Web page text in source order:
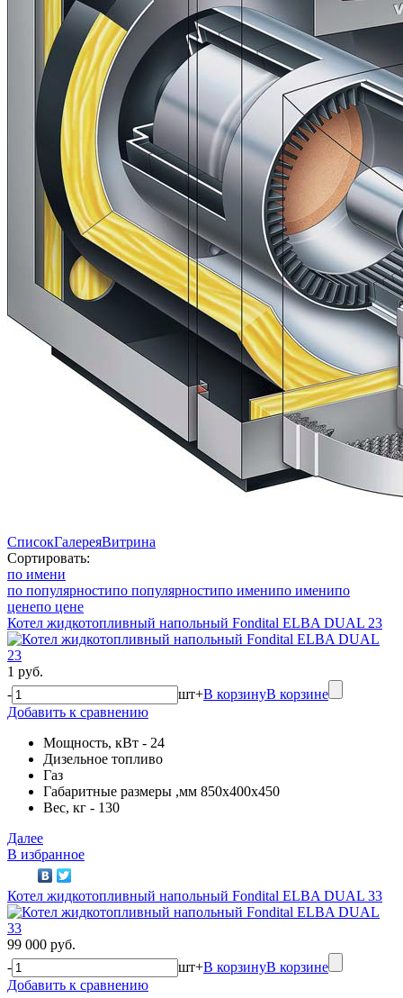
СписокГалереяВитрина
Сортировать:
по имени
по популярностипо популярностипо именипо именипо
ценепо цене
Котел жидкотопливный напольный Fondital ELBA DUAL 23
1 руб.
-
шт+В корзинуВ корзине
Добавить к сравнению
Мощность, кВт - 24
Дизельное топливо
Газ
Габаритные размеры ,мм 850x400x450
Вес, кг - 130
Далее
В избранное
Котел жидкотопливный напольный Fondital ELBA DUAL 33
99 000 руб.
-
шт+В корзинуВ корзине
Добавить к сравнению